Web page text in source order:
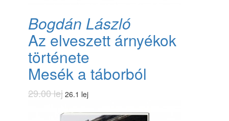
Bogdán László
Az elveszett árnyékok
története
Mesék a táborból
29.00 lej 26.1 lej